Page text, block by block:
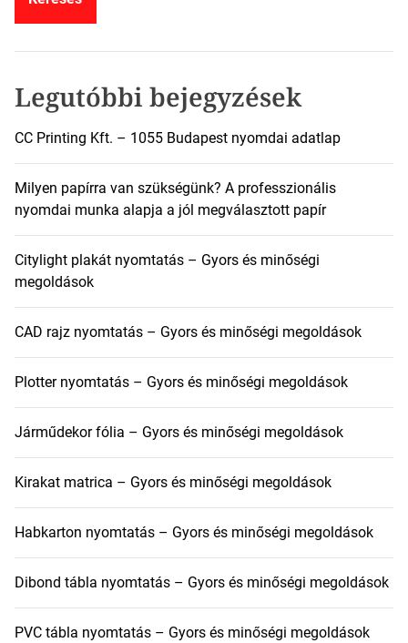
Legutóbbi bejegyzések
CC Printing Kft. – 1055 Budapest nyomdai adatlap
Milyen papírra van szükségünk? A professzionális
nyomdai munka alapja a jól megválasztott papír
Citylight plakát nyomtatás – Gyors és minőségi
megoldások
CAD rajz nyomtatás – Gyors és minőségi megoldások
Plotter nyomtatás – Gyors és minőségi megoldások
Járműdekor fólia – Gyors és minőségi megoldások
Kirakat matrica – Gyors és minőségi megoldások
Habkarton nyomtatás – Gyors és minőségi megoldások
Dibond tábla nyomtatás – Gyors és minőségi megoldások
PVC tábla nyomtatás – Gyors és minőségi megoldások